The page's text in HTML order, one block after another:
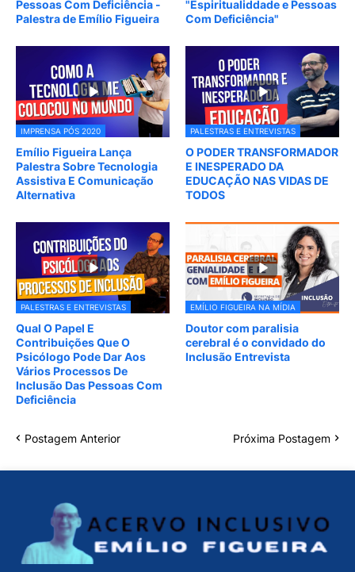
Pessoas Com Deficiência -
Palestra de Emílio Figueira
"Espiritualiddade e Pessoas
Com Deficiência"
IMPRENSA PÓS 2020
Emílio Figueira Lança
Palestra Sobre Tecnologia
Assistiva E Comunicação
Alternativa
PALESTRAS E ENTREVISTAS
O PODER TRANSFORMADOR
E INESPERADO DA
EDUCAÇÃO NAS VIDAS DE
TODOS
PALESTRAS E ENTREVISTAS
Qual O Papel E
Contribuições Que O
Psicólogo Pode Dar Aos
Vários Processos De
Inclusão Das Pessoas Com
Deficiência
EMÍLIO FIGUEIRA NA MÍDIA
Doutor com paralisia
cerebral é o convidado do
Inclusão Entrevista
Postagem Anterior Próxima Postagem